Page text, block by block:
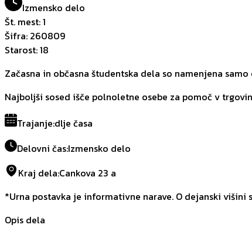
Izmensko delo
Št. mest:1
Šifra: 260809
Starost:18
Začasna in občasna študentska dela so namenjena
Najboljši sosed išče polnoletne osebe za pomoč v
Trajanje:dlje časa
Delovni čas:Izmensko delo
Kraj dela:Cankova 23 a
*Urna postavka je informativne narave. O dejanski
Opis dela